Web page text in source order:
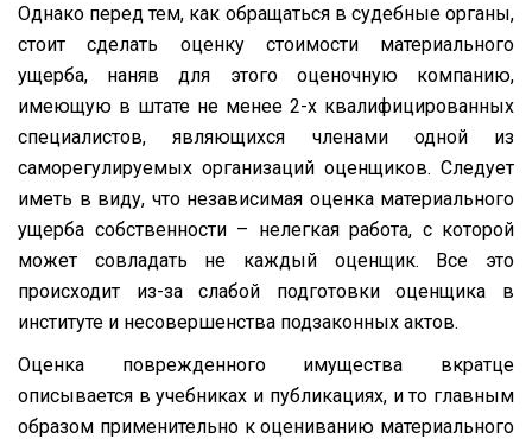
Однако перед тем, как обращаться в судебные органы,
стоит сделать оценку стоимости материального
ущерба, наняв для этого оценочную компанию,
имеющую в штате не менее 2-х квалифицированных
специалистов, являющихся членами одной из
саморегулируемых организаций оценщиков. Следует
иметь в виду, что независимая оценка материального
ущерба собственности – нелегкая работа, с которой
может совладать не каждый оценщик. Все это
происходит из-за слабой подготовки оценщика в
институте и несовершенства подзаконных актов.
Оценка поврежденного имущества вкратце
описывается в учебниках и публикациях, и то главным
образом применительно к оцениванию материального